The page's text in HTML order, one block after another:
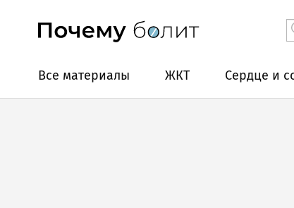
Все материалы ЖКТ Сердце и